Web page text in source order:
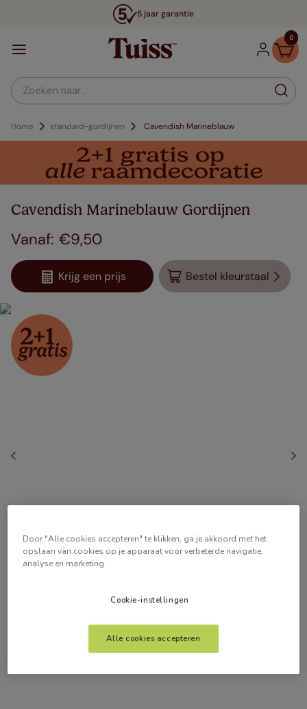
5 jaar garantie
0
Zoeken naar...
Home standard-gordijnen Cavendish Marineblauw
Cavendish Marineblauw Gordijnen
€9,50
Krijg een prijs Bestel kleurstaal
Door "Alle cookies accepteren" te klikken, ga je akkoord met het
opslaan van cookies op je apparaat voor verbeterde navigatie,
analyse en marketing.
Cookie-instellingen
Alle cookies accepteren